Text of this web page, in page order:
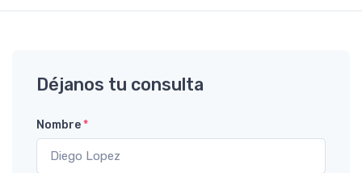
Déjanos tu consulta
Nombre*